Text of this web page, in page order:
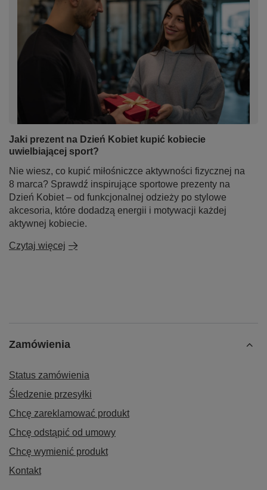
Jaki prezent na Dzień Kobiet kupić kobiecie
uwielbiającej sport?
Nie wiesz, co kupić miłośniczce aktywności fizycznej na
8 marca? Sprawdź inspirujące sportowe prezenty na
Dzień Kobiet – od funkcjonalnej odzieży po stylowe
akcesoria, które dodadzą energii i motywacji każdej
aktywnej kobiecie.
Czytaj więcej
Zamówienia
Status zamówienia
Śledzenie przesyłki
Chcę zareklamować produkt
Chcę odstąpić od umowy
Chcę wymienić produkt
Kontakt